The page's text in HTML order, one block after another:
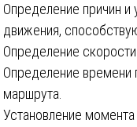
Определение причин и
движения,
Определение
Определение времени
маршрута.
Установление